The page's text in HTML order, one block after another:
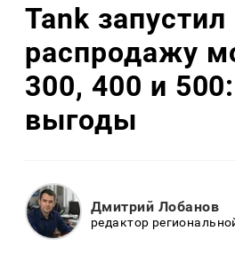
Tank запустил
распродажу
300, 400 и
выгоды
Дмитрий Лобанов
редактор